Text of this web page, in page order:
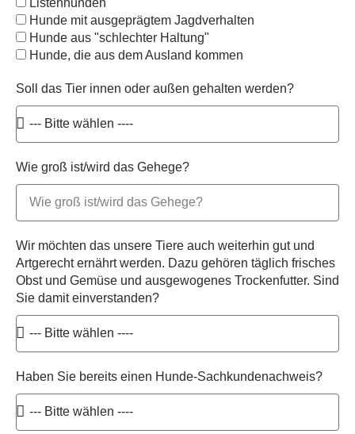
Hunde mit ausgeprägtem Jagdverhalten
Hunde aus "schlechter Haltung"
Hunde, die aus dem Ausland kommen
Soll das Tier innen oder außen gehalten werden?
Wie groß ist/wird das Gehege?
Wir möchten das unsere Tiere auch weiterhin gut und
Artgerecht ernährt werden. Dazu gehören täglich frisches
Obst und Gemüse und ausgewogenes Trockenfutter. Sind
Sie damit einverstanden?
Haben Sie bereits einen Hunde-Sachkundenachweis?